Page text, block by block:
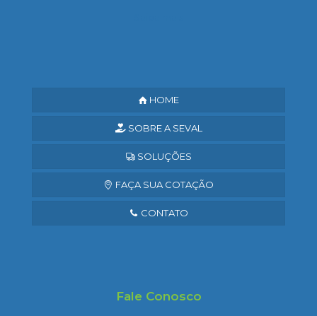
HOME
SOBRE A SEVAL
SOLUÇÕES
FAÇA SUA COTAÇÃO
CONTATO
Fale Conosco